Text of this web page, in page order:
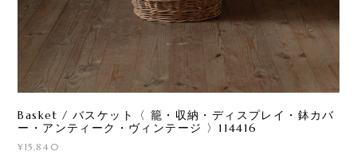
Basket / バスケット〈 籠・収納・ディスプレイ・鉢カバ
ー・アンティーク・ヴィンテージ 〉114416
¥15,840